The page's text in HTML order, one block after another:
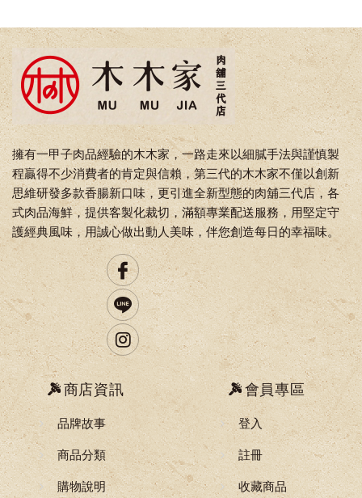
擁有一甲子肉品經驗的木木家，一路走來以細膩手法與謹慎製
程贏得不少消費者的肯定與信賴，第三代的木木家不僅以創新
思維研發多款香腸新口味，更引進全新型態的肉舖三代店，各
式肉品海鮮，提供客製化裁切，滿額專業配送服務，用堅定守
護經典風味，用誠心做出動人美味，伴您創造每日的幸福味。
商店資訊
品牌故事
商品分類
購物說明
會員專區
登入
註冊
收藏商品